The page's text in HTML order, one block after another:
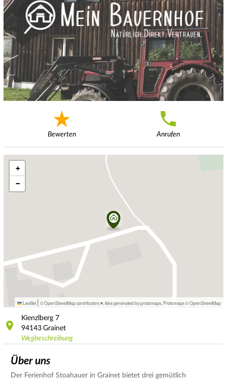
Bewerten Anrufen
+
−
Leaflet | © OpenStreetMap contributors ♥, tiles generated by protomaps Protomaps©OpenStreetMap
Kienzlberg 7
94143 Grainet
Wegbeschreibung
Über uns
Der Ferienhof Stoahauer in Grainet bietet drei gemütlich